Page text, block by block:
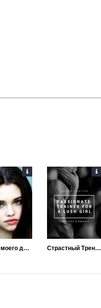
Сестра моего друга Страстный Тренер для Пышки